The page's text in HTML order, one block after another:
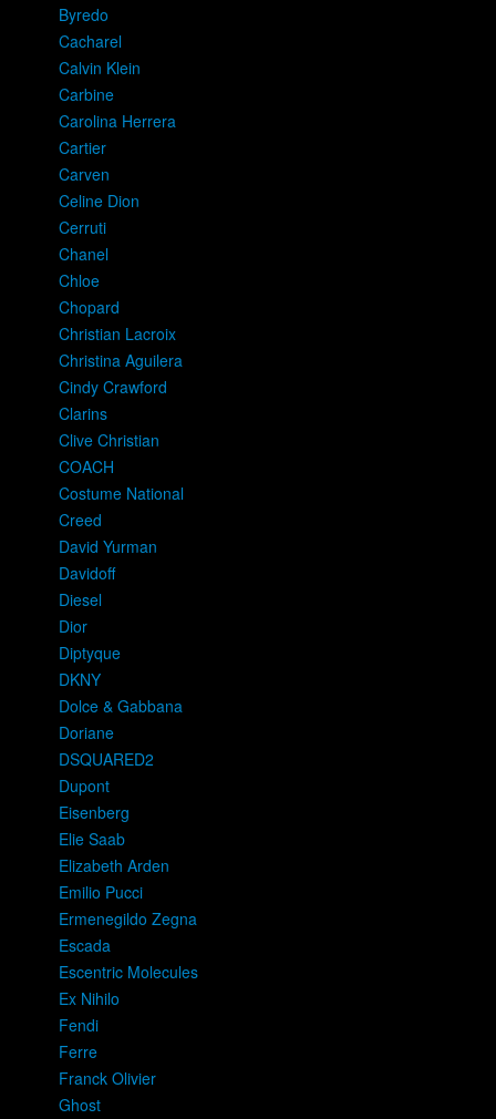
Byredo
Cacharel
Calvin Klein
Carbine
Carolina Herrera
Cartier
Carven
Celine Dion
Cerruti
Chanel
Chloe
Chopard
Christian Lacroix
Christina Aguilera
Cindy Crawford
Clarins
Clive Christian
COACH
Costume National
Creed
David Yurman
Davidoff
Diesel
Dior
Diptyque
DKNY
Dolce & Gabbana
Doriane
DSQUARED2
Dupont
Eisenberg
Elie Saab
Elizabeth Arden
Emilio Pucci
Ermenegildo Zegna
Escada
Escentric Molecules
Ex Nihilo
Fendi
Ferre
Franck Olivier
Ghost